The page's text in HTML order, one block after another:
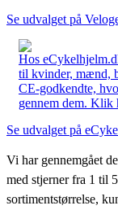
Se udvalget på
Hos
til kvinder, mænd,
CE-godkendte,
gennem dem. Klik
Se udvalget på
Vi har gennemgået
med stjerner fra 1 til
sortimentstørrelse,